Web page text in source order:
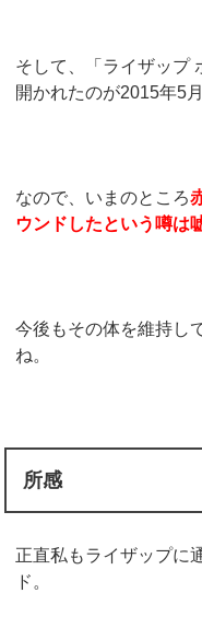
そして、「ライザップ
開かれたのが2015年5月
なので、いまのところ
ウンドしたという噂は
今後もその体を維持し
ね。
所感
正直私もライザップに
ド。